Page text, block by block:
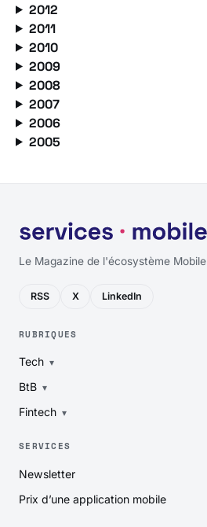
2012
2011
2010
2009
2008
2007
2006
2005
Le Magazine de l'écosystème Mobile
RSS X LinkedIn
RUBRIQUES
Tech
BtB
Fintech
SERVICES
Newsletter
Prix d’une application mobile